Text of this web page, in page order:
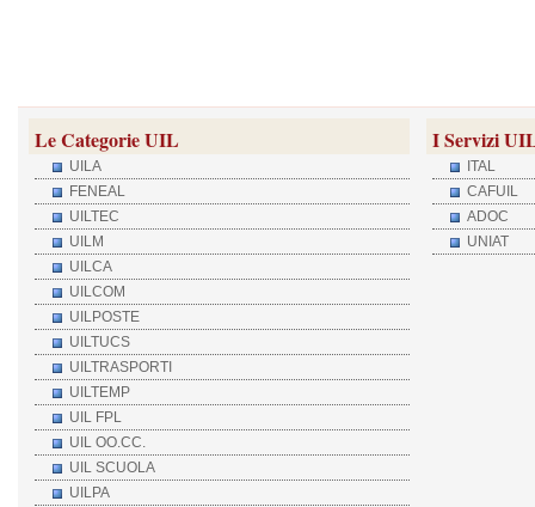
Le Categorie UIL
UILA
FENEAL
UILTEC
UILM
UILCA
UILCOM
UILPOSTE
UILTUCS
UILTRASPORTI
UILTEMP
UIL FPL
UIL OO.CC.
UIL SCUOLA
UILPA
I Servizi
ITAL
CAFUIL
ADOC
UNIAT